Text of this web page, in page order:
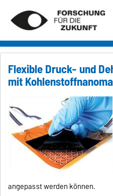
Flexible Druck- und
mit
angepasst werden können.